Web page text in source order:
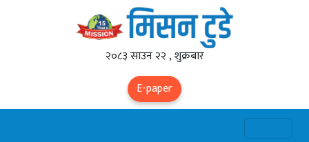
२०८३ साउन २२ , शुक्रबार
E-paper